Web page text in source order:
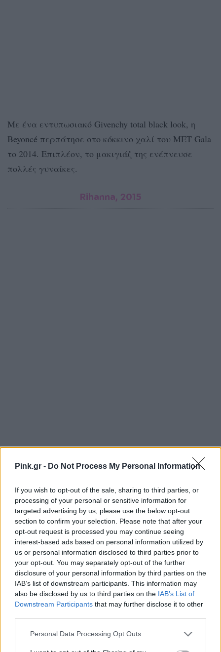
Pink.gr - Do Not Process My Personal Information
If you wish to opt-out of the sale, sharing to third parties, or
processing of your personal or sensitive information for
targeted advertising by us, please use the below opt-out
section to confirm your selection. Please note that after your
opt-out request is processed you may continue seeing
interest-based ads based on personal information utilized by
us or personal information disclosed to third parties prior to
your opt-out. You may separately opt-out of the further
disclosure of your personal information by third parties on the
IAB’s list of downstream participants. This information may
also be disclosed by us to third parties on the IAB’s List of
Downstream Participants that may further disclose it to other
Personal Data Processing Opt Outs
Με ένα εντυπωσιακό Givenchy total black look, η
Beyoncé περπάτησε στο κόκκινο χαλί του MET Gala
το 2014. Επιπλέον, το μακιγιάζ της ενέπνευσε
πολλές γυναίκες.
Rihanna, 2015
H Rihanna τίμησε την Κίνα το 2015, μιας και το
θέμα του event ήταν σχετικό με την χώρα.
Εμφανίστηκε με τουαλέτα του κινέζου σχεδιαστήr
Guo Pei, η οποία έλαβε πολύ αμφιλεγόμενα
σχόλια.